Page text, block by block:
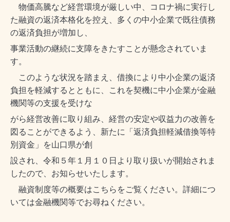
物価高騰など経営環境が厳しい中、コロナ禍に実行し
た融資の返済本格化を控え、多くの中小企業で既往債務
の返済負担が増加し、
事業活動の継続に支障をきたすことが懸念されていま
す。
このような状況を踏まえ、借換により中小企業の返済
負担を軽減するとともに、これを契機に中小企業が金融
機関等の支援を受けな
がら経営改善に取り組み、経営の安定や収益力の改善を
図ることができるよう、新たに「返済負担軽減借換等特
別資金」を山口県が創
設され、令和５年１月１０日より取り扱いが開始されま
したので、お知らせいたします。
融資制度等の概要はこちらをご覧ください。詳細につ
いては金融機関等でお尋ねください。